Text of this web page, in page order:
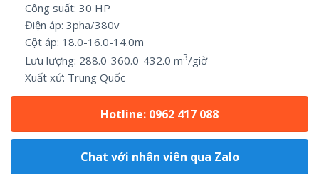
Công suất: 30 HP
Điện áp: 3pha/380v
Cột áp: 18.0-16.0-14.0m
Lưu lượng: 288.0-360.0-432.0 m3/giờ
Xuất xứ: Trung Quốc
Hotline: 0962 417 088
Chat với nhân viên qua Zalo